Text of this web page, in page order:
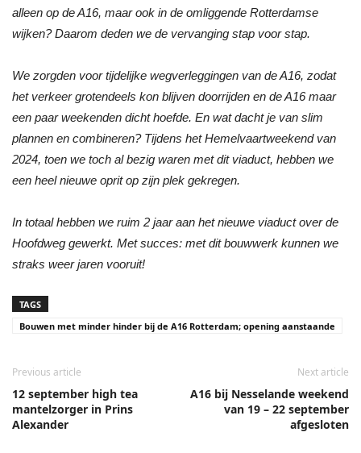
alleen op de A16, maar ook in de omliggende Rotterdamse
wijken? Daarom deden we de vervanging stap voor stap.
We zorgden voor tijdelijke wegverleggingen van de A16, zodat
het verkeer grotendeels kon blijven doorrijden en de A16 maar
een paar weekenden dicht hoefde. En wat dacht je van slim
plannen en combineren? Tijdens het Hemelvaartweekend van
2024, toen we toch al bezig waren met dit viaduct, hebben we
een heel nieuwe oprit op zijn plek gekregen.
In totaal hebben we ruim 2 jaar aan het nieuwe viaduct over de
Hoofdweg gewerkt. Met succes: met dit bouwwerk kunnen we
straks weer jaren vooruit!
TAGS
Bouwen met minder hinder bij de A16 Rotterdam; opening aanstaande
Previous article
12 september high tea
mantelzorger in Prins
Alexander
Next article
A16 bij Nesselande weekend
van 19 – 22 september
afgesloten